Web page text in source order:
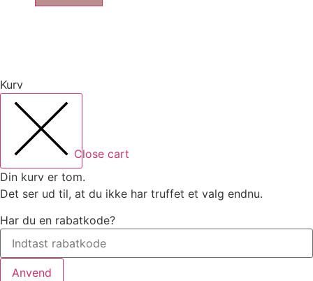
Kurv
Close cart
Din kurv er tom.
Det ser ud til, at du ikke har truffet et valg endnu.
Har du en rabatkode?
Anvend